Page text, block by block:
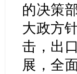
的决策
大政方
击，出
展，全